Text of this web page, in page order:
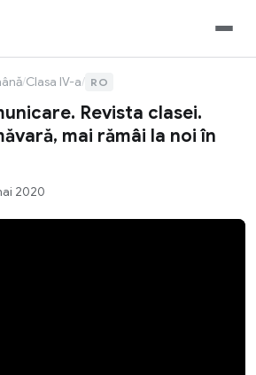
/Clasa IV-a/ RO
Revista clasei.
mai rămâi la noi în
2020